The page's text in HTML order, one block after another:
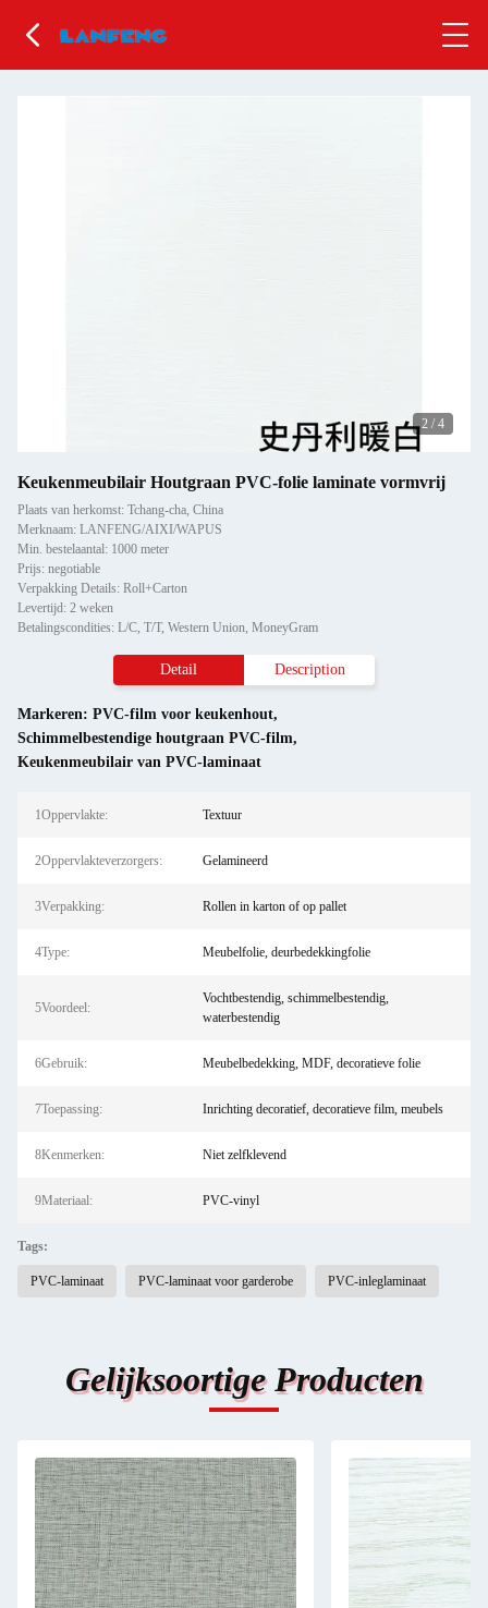
2 / 4
Keukenmeubilair Houtgraan PVC-folie laminate vormvrij
Plaats van herkomst: Tchang-cha, China
Merknaam: LANFENG/AIXI/WAPUS
Min. bestelaantal: 1000 meter
Prijs: negotiable
Verpakking Details: Roll+Carton
Levertijd: 2 weken
Betalingscondities: L/C, T/T, Western Union, MoneyGram
Detail Description
Markeren: PVC-film voor keukenhout,
Schimmelbestendige houtgraan PVC-film,
Keukenmeubilair van PVC-laminaat
1Oppervlakte: Textuur
2Oppervlakteverzorgers: Gelamineerd
3Verpakking: Rollen in karton of op pallet
4Type: Meubelfolie, deurbedekkingfolie
5Voordeel:
Vochtbestendig, schimmelbestendig,
waterbestendig
6Gebruik: Meubelbedekking, MDF, decoratieve folie
7Toepassing: Inrichting decoratief, decoratieve film, meubels
8Kenmerken: Niet zelfklevend
9Materiaal: PVC-vinyl
Tags:
PVC-laminaat PVC-laminaat voor garderobe PVC-inleglaminaat
Gelijksoortige Producten